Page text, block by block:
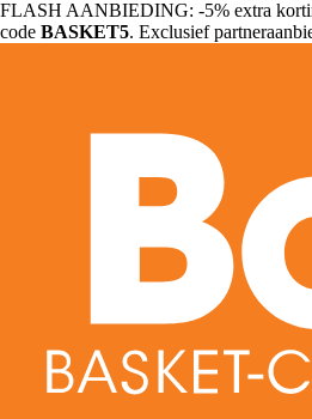
FLASH AANBIEDING: -5% extra
code BASKET5. Exclusief